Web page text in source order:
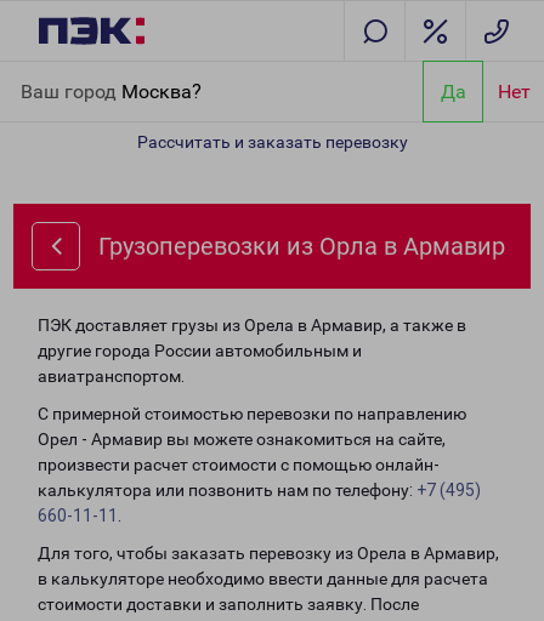
Ваш город Москва? Да Нет
Рассчитать и заказать перевозку
Грузоперевозки из Орла в Армавир
ПЭК доставляет грузы из Орела в Армавир, а также в
другие города России автомобильным и
авиатранспортом.
С примерной стоимостью перевозки по направлению
Орел - Армавир вы можете ознакомиться на сайте,
произвести расчет стоимости с помощью онлайн-
калькулятора или позвонить нам по телефону: +7 (495)
660-11-11
Для того, чтобы заказать перевозку из Орела в Армавир,
в калькуляторе необходимо ввести данные для расчета
стоимости доставки и заполнить заявку. После